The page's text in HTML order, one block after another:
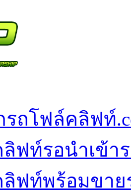
รถโฟล์คลิฟท์
ฟท์รอนำเข้า
ฟท์พร้อมขาย